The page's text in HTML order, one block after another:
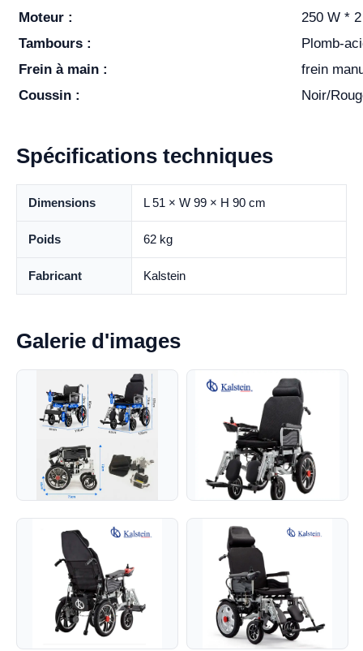
Moteur :
250 W *
Tambours :
Plomb-
Frein à main :
frein
Coussin :
Noir/
Spécifications techniques
Dimensions L 51 × W 99 × H 90 cm
Poids 62 kg
Fabricant Kalstein
Galerie d'images